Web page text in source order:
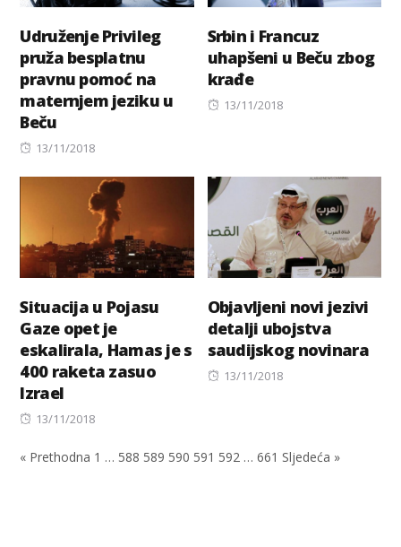
Udruženje Privileg
pruža besplatnu
pravnu pomoć na
maternjem jeziku u
Beču
Posted
13/11/2018
Srbin i Francuz
uhapšeni u Beču zbog
krađe
Posted
13/11/2018
Situacija u Pojasu
Gaze opet je
eskalirala, Hamas je s
400 raketa zasuo
Izrael
Posted
13/11/2018
Objavljeni novi jezivi
detalji ubojstva
saudijskog novinara
Posted
13/11/2018
« Prethodna 1 … 588 589 590 591 592 … 661 Sljedeća »